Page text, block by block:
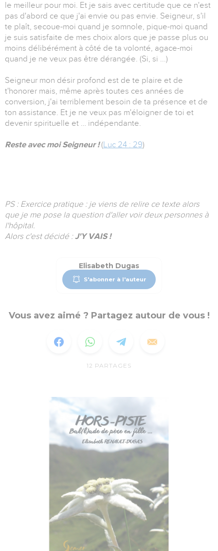
le meilleur pour moi. Et je sais avec certitude que ce n'est
pas d'abord ce que j'ai envie ou pas envie. Seigneur, s'il
te plaît, secoue-moi quand je somnole, pique-moi quand
je suis satisfaite de mes choix alors que je passe plus ou
moins délibérément à côté de ta volonté, agace-moi
quand je ne veux pas être dérangée. (Si, si ...)
Seigneur mon désir profond est de te plaire et de
t'honorer mais, même après toutes ces années de
conversion, j'ai terriblement besoin de ta présence et de
ton assistance. Et je ne veux pas m'éloigner de toi et
devenir spirituelle et … indépendante.
Reste avec moi Seigneur !(Luc 24 : 29)
PS : Exercice pratique : je viens de relire ce texte alors
que je me pose la question d'aller voir deux personnes à
l'hôpital.
Alors c'est décidé :J'Y VAIS !
Elisabeth Dugas
S'abonner à l'auteur
Vous avez aimé ? Partagez autour de vous !
12 PARTAGES